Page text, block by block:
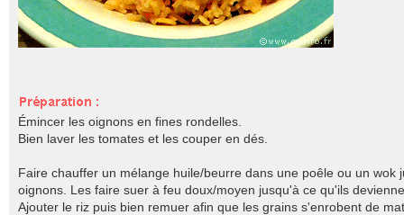
Émincer les oignons en fines rondelles.
Bien laver les tomates et les couper en dés.
Faire chauffer un mélange huile/beurre dans une poêle ou un
oignons. Les faire suer à feu doux/moyen jusqu'à ce qu'ils
Ajouter le riz puis bien remuer afin que les grains s'enrobent de